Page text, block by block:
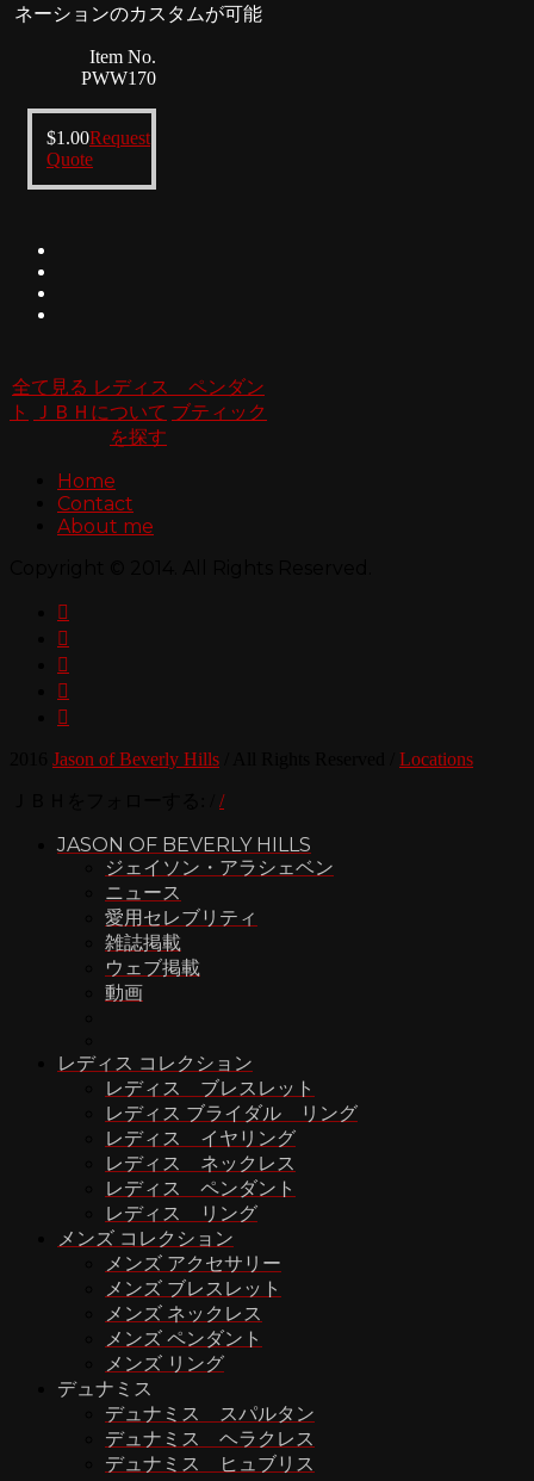
ネーションのカスタムが可能
Item No.
PWW170
$1.00Request
Quote
全て見る レディス ペンダン
ト
ＪＢＨについて ブティック
を探す
Home
Contact
About me





Jason of Beverly Hills Locations
/
JASON OF BEVERLY HILLS
ジェイソン・アラシェベン
ニュース
愛用セレブリティ
雑誌掲載
ウェブ掲載
動画
レディス コレクション
レディス ブレスレット
レディス ブライダル リング
レディス イヤリング
レディス ネックレス
レディス ペンダント
レディス リング
メンズ コレクション
メンズ アクセサリー
メンズ ブレスレット
メンズ ネックレス
メンズ ペンダント
メンズ リング
デュナミス
デュナミス スパルタン
デュナミス ヘラクレス
デュナミス ヒュブリス